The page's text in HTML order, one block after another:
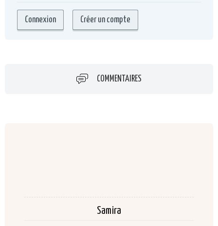
COMMENTAIRES
Samira